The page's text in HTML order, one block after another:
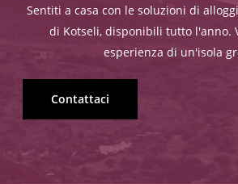
Sentiti a casa con le soluzioni di
di Kotseli, disponibili tutto l'anno.
esperienza di un'isola
Contattaci